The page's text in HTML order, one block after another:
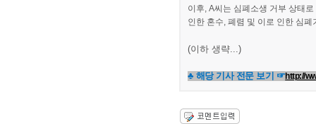
이후, A씨는 심폐소생 거부 상태
인한 혼수, 폐렴 및 이로 인한 심
(이하 생략...)
♣ 해당 기사 전문 보기 ☞http://